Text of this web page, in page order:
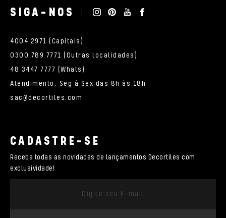
SIGA-NOS
4004 2971 (Capitais)
0300 789 7771 (Outras localidades)
48 3447 7777 (Whats)
Atendimento: Seg à Sex das 8h às 18h
sac@decortiles.com
CADASTRE-SE
Receba todas as novidades de lançamentos Decortiles com
exclusividade!